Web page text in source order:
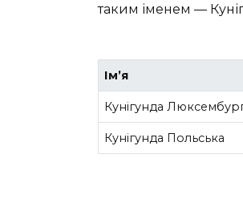
таким іменем —
Ім’я
Кунігунда
Кунігунда Польська